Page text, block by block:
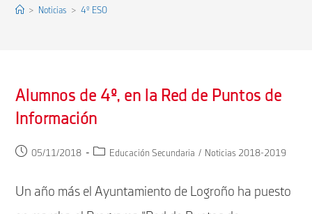
> Noticias > 4º ESO
Alumnos de 4º, en la Red de Puntos de
Información
Publicación
entrada:
05/11/2018
Categoría
entrada:
Educación Secundaria / Noticias 2018-2019
Un año más el Ayuntamiento de Logroño ha puesto